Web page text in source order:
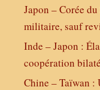
Japon – Corée
militaire, sauf
Inde – Japon :
coopération
Chine – Taïwan :